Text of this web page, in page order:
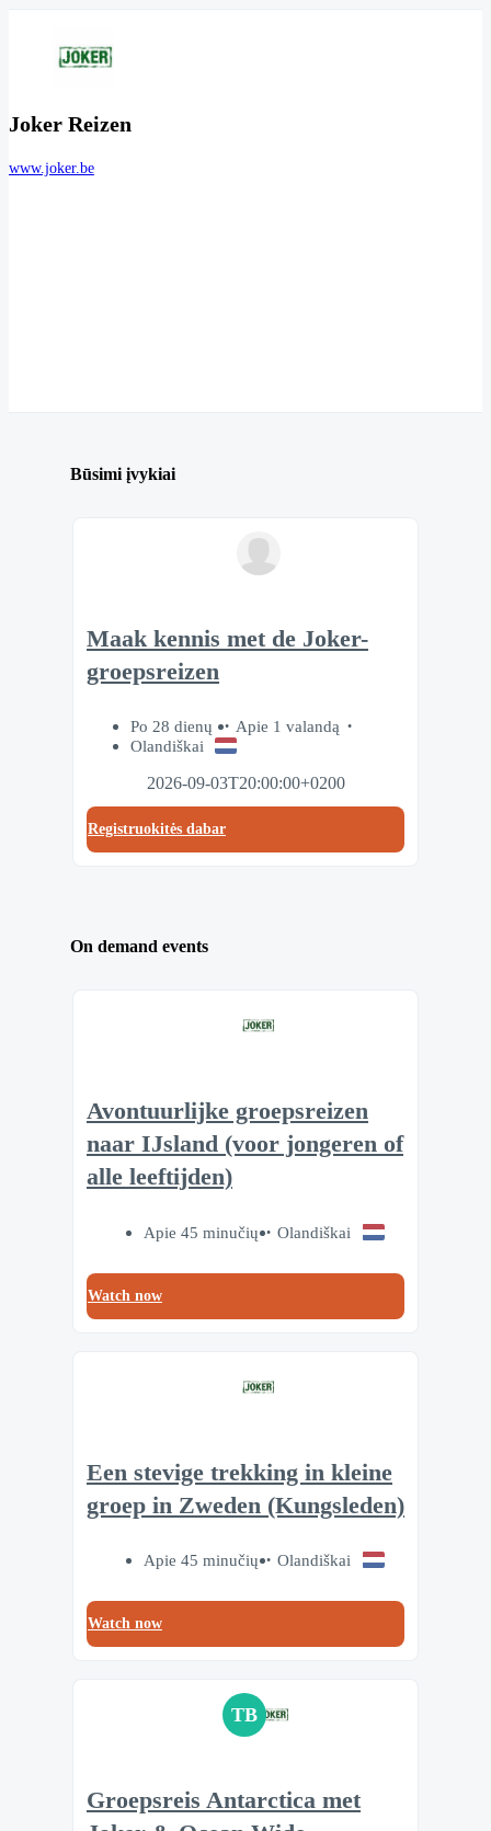
Joker Reizen
www.joker.be
Būsimi įvykiai
Maak kennis met de Joker-
groepsreizen
Po 28 dienų
Apie 1 valandą
Olandiškai
2026-09-03T20:00:00+0200
Registruokitės dabar
On demand events
Avontuurlijke groepsreizen
naar IJsland (voor jongeren of
alle leeftijden)
Apie 45 minučių Olandiškai
Watch now
Een stevige trekking in kleine
groep in Zweden (Kungsleden)
Apie 45 minučių Olandiškai
Watch now
TB
Groepsreis Antarctica met